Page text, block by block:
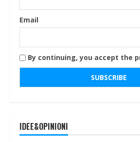
Email
By continuing, you accept the
IDEE&OPINIONI